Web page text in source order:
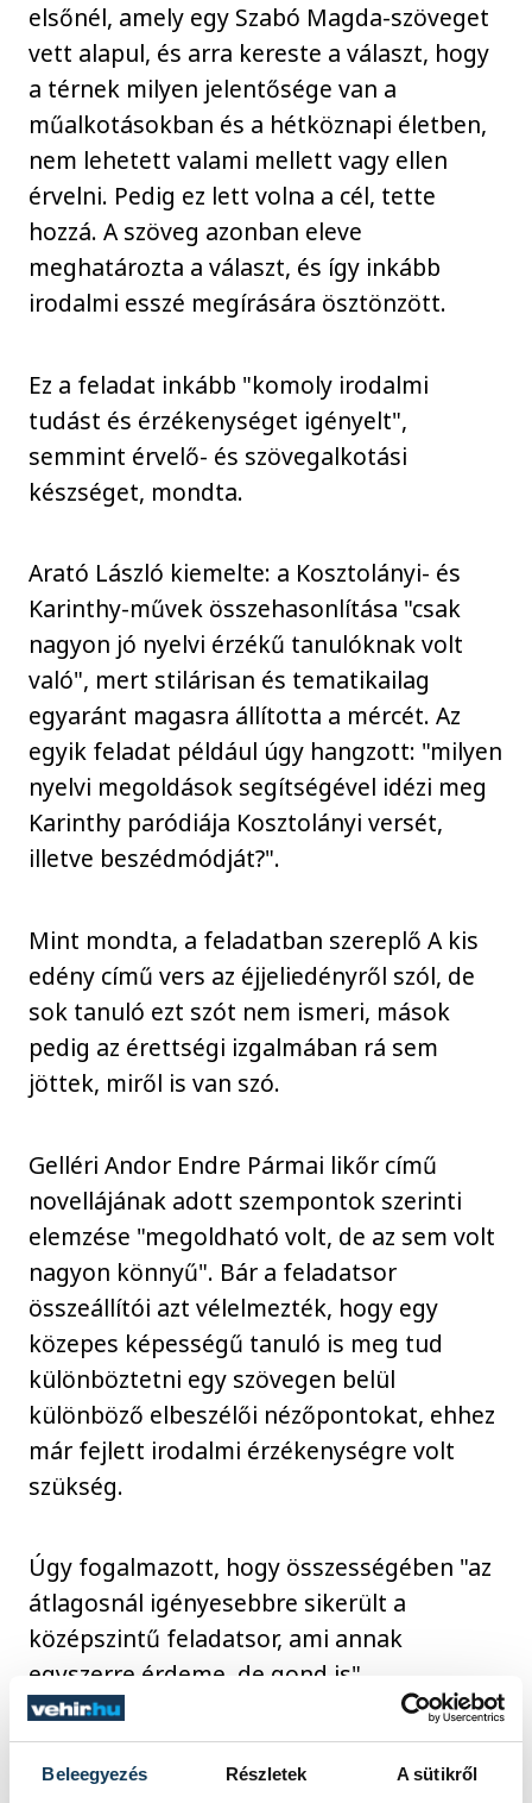
Beleegyezés Részletek A sütikről
elsőnél, amely egy Szabó Magda-szöveget
vett alapul, és arra kereste a választ, hogy
a térnek milyen jelentősége van a
műalkotásokban és a hétköznapi életben,
nem lehetett valami mellett vagy ellen
érvelni. Pedig ez lett volna a cél, tette
hozzá. A szöveg azonban eleve
meghatározta a választ, és így inkább
irodalmi esszé megírására ösztönzött.
Ez a feladat inkább "komoly irodalmi
tudást és érzékenységet igényelt",
semmint érvelő- és szövegalkotási
készséget, mondta.
Arató László kiemelte: a Kosztolányi- és
Karinthy-művek összehasonlítása "csak
nagyon jó nyelvi érzékű tanulóknak volt
való", mert stilárisan és tematikailag
egyaránt magasra állította a mércét. Az
egyik feladat például úgy hangzott: "milyen
nyelvi megoldások segítségével idézi meg
Karinthy paródiája Kosztolányi versét,
illetve beszédmódját?".
Mint mondta, a feladatban szereplő A kis
edény című vers az éjjeliedényről szól, de
sok tanuló ezt szót nem ismeri, mások
pedig az érettségi izgalmában rá sem
jöttek, miről is van szó.
Gelléri Andor Endre Pármai likőr című
novellájának adott szempontok szerinti
elemzése "megoldható volt, de az sem volt
nagyon könnyű". Bár a feladatsor
összeállítói azt vélelmezték, hogy egy
közepes képességű tanuló is meg tud
különböztetni egy szövegen belül
különböző elbeszélői nézőpontokat, ehhez
már fejlett irodalmi érzékenységre volt
szükség.
Úgy fogalmazott, hogy összességében "az
átlagosnál igényesebbre sikerült a
középszintű feladatsor, ami annak
egyszerre érdeme, de gond is".
arra panaszkodtak, hogy kevés volt az idő.